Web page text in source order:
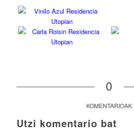
0
KOMENTARIOAK
Utzi komentario bat